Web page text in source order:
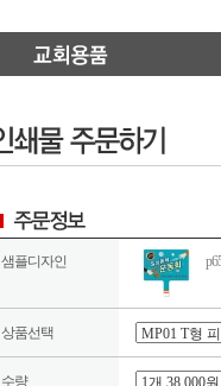
샘플디자인
상품선택
수량